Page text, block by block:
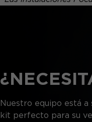
Nuestro equipo está
kit perfecto para su